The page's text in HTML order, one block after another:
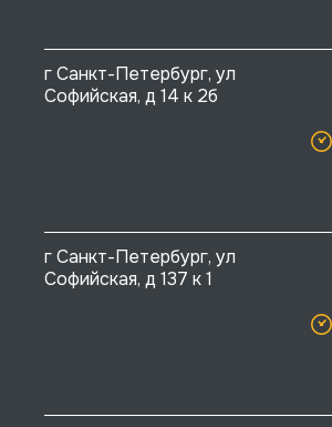
г Санкт-Петербург, ул
Софийская, д 14 к 2б
г Санкт-Петербург, ул
Софийская, д 137 к 1